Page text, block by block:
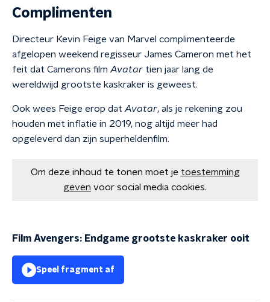
Complimenten
Directeur Kevin Feige van Marvel complimenteerde
afgelopen weekend regisseur James Cameron met het
feit dat Camerons film Avatar tien jaar lang de
wereldwijd grootste kaskraker is geweest.
Ook wees Feige erop dat Avatar, als je rekening zou
houden met inflatie in 2019, nog altijd meer had
opgeleverd dan zijn superheldenfilm.
Om deze inhoud te tonen moet je toestemming
geven voor social media cookies.
Film Avengers: Endgame grootste kaskraker ooit
Speel fragment af